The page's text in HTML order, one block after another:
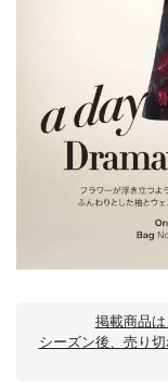
掲載商品は
シーズン後、売り